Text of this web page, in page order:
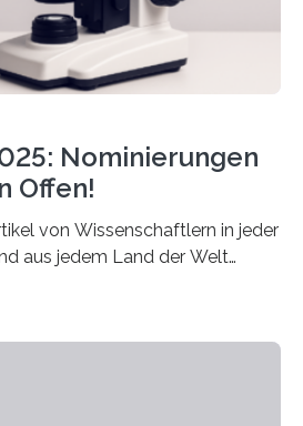
Nominierungen
Offen!
von Wissenschaftlern in jeder
aus jedem Land der Welt
bemerkenswertesten